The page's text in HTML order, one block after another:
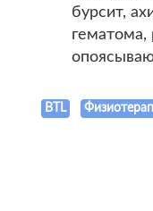
бурсит,
гематома,
BTL